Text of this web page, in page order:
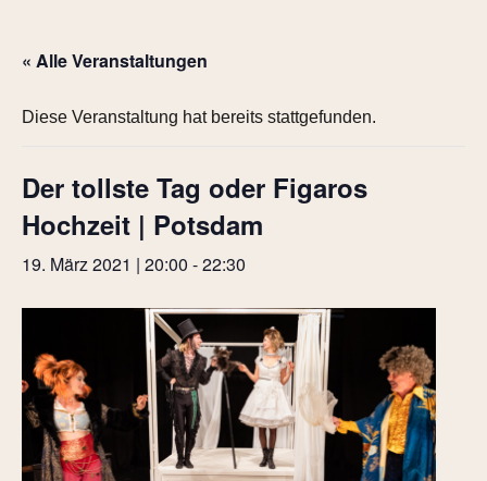
« Alle Veranstaltungen
Diese Veranstaltung hat bereits stattgefunden.
Der tollste Tag oder Figaros
Hochzeit | Potsdam
19. März 2021 | 20:00 -22:30